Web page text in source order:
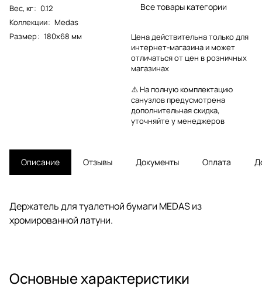
Вес, кг: 0.12
Коллекции: Medas
Размер: 180х68 мм
Все товары категории
Цена действительна только для
интернет-магазина и может
отличаться от цен в розничных
магазинах
⚠️ На полную комплектацию
санузлов предусмотрена
дополнительная скидка,
уточняйте у менеджеров
Описание Отзывы Документы Оплата
Держатель для туалетной бумаги MEDAS из
хромированной латуни.
Основные характеристики